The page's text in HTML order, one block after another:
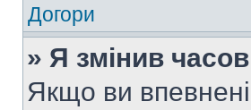
Догори
» Я змінив
Якщо ви